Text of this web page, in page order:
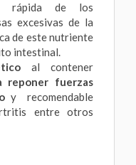
rápida de los
excesivas de la
de este nutriente
intestinal.
al contener
reponer fuerzas
y recomendable
entre otros